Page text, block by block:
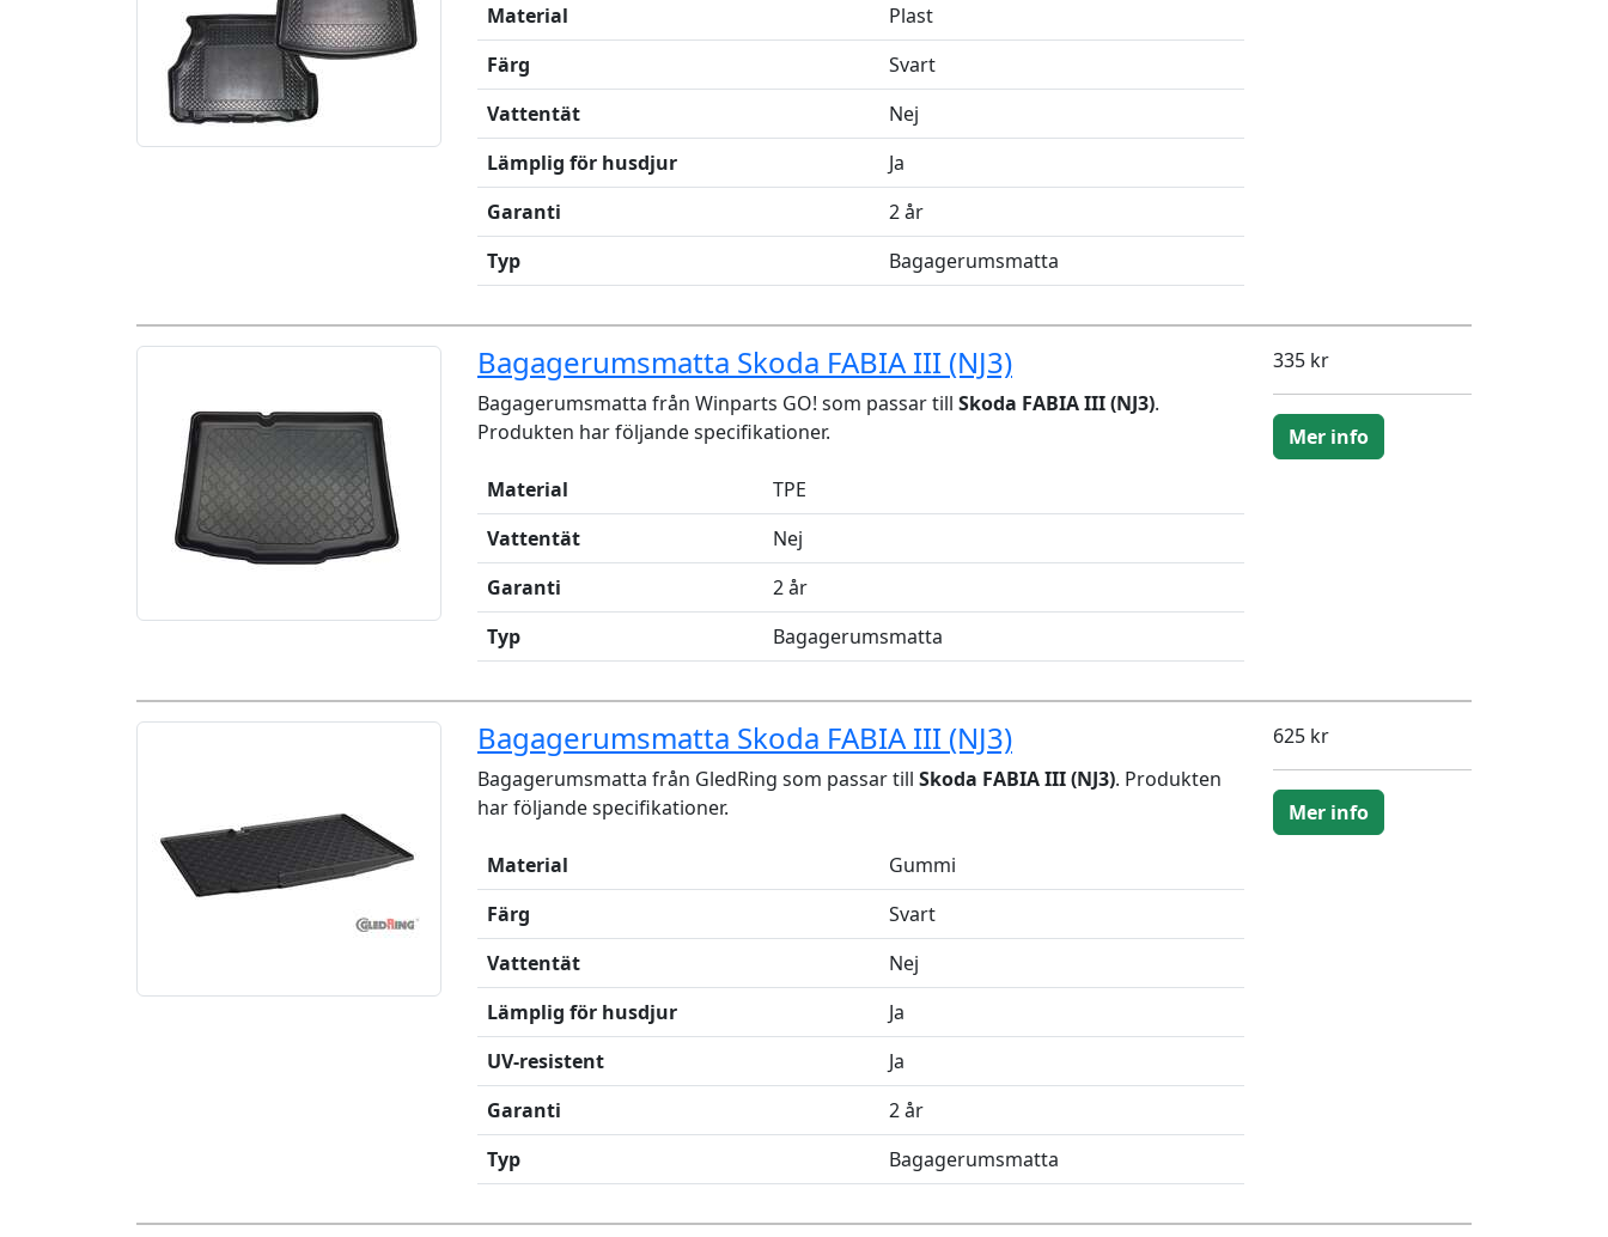
Material
Plast
Färg
Svart
Vattentät
Nej
Lämplig för husdjur
Ja
Garanti
2 år
Typ
Bagagerumsmatta
Bagagerumsmatta Skoda FABIA III (NJ3)
Bagagerumsmatta från Winparts GO! som passar till Skoda FABIA III (NJ3).
Produkten har följande specifikationer.
Material
TPE
Vattentät
Nej
Garanti
2 år
Typ
Bagagerumsmatta
335 kr
Mer info
Bagagerumsmatta Skoda FABIA III (NJ3)
Bagagerumsmatta från GledRing som passar till Skoda FABIA III (NJ3). Produkten
har följande specifikationer.
Material
Gummi
Färg
Svart
Vattentät
Nej
Lämplig för husdjur
Ja
UV-resistent
Ja
Garanti
2 år
Typ
Bagagerumsmatta
625 kr
Mer info